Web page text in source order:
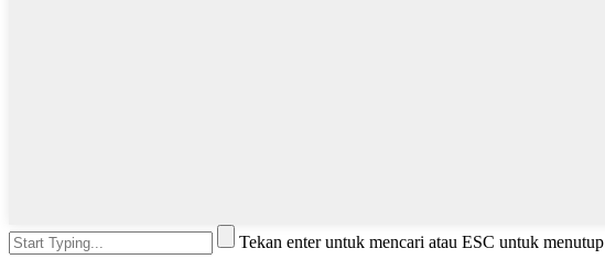
Tekan enter untuk mencari atau ESC untuk menutup